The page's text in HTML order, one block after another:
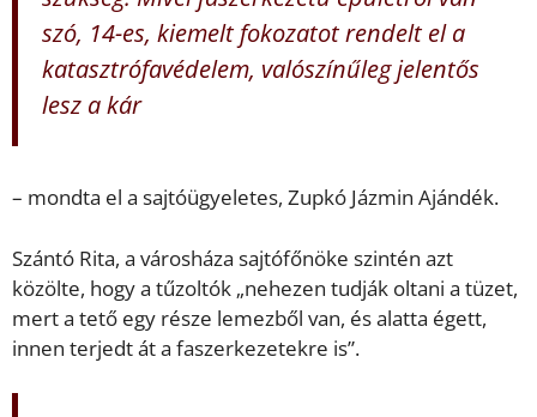
szó, 14-es, kiemelt fokozatot rendelt el a
katasztrófavédelem, valószínűleg jelentős
lesz a kár
– mondta el a sajtóügyeletes, Zupkó Jázmin Ajándék.
Szántó Rita, a városháza sajtófőnöke szintén azt
közölte, hogy a tűzoltók „nehezen tudják oltani a tüzet,
mert a tető egy része lemezből van, és alatta égett,
innen terjedt át a faszerkezetekre is”.